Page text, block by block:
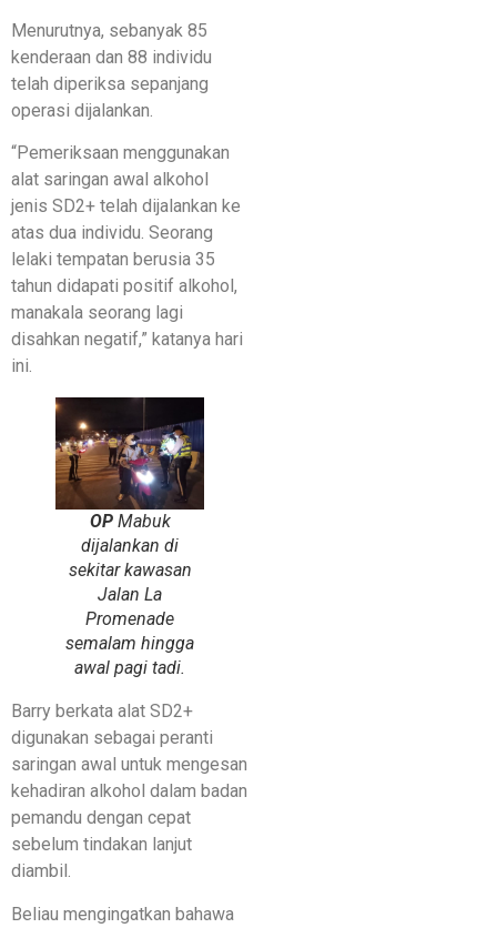
Menurutnya, sebanyak 85
kenderaan dan 88 individu
telah diperiksa sepanjang
operasi dijalankan.
“Pemeriksaan menggunakan
alat saringan awal alkohol
jenis SD2+ telah dijalankan ke
atas dua individu. Seorang
lelaki tempatan berusia 35
tahun didapati positif alkohol,
manakala seorang lagi
disahkan negatif,” katanya hari
ini.
OP Mabuk
dijalankan di
sekitar kawasan
Jalan La
Promenade
semalam hingga
awal pagi tadi.
Barry berkata alat SD2+
digunakan sebagai peranti
saringan awal untuk mengesan
kehadiran alkohol dalam badan
pemandu dengan cepat
sebelum tindakan lanjut
diambil.
Beliau mengingatkan bahawa